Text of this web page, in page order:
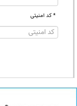
* کد امنیتی